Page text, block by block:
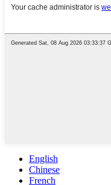
English
Chinese
French